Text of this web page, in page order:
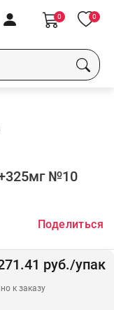
0
0
№10
Поделиться
руб./упак
к заказу